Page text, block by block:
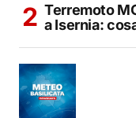
Terremoto
a Isernia: